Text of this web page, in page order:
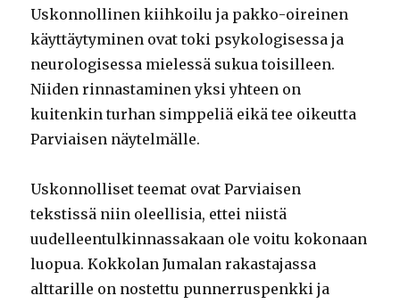
Uskonnollinen kiihkoilu ja pakko-oireinen
käyttäytyminen ovat toki psykologisessa ja
neurologisessa mielessä sukua toisilleen.
Niiden rinnastaminen yksi yhteen on
kuitenkin turhan simppeliä eikä tee oikeutta
Parviaisen näytelmälle.
Uskonnolliset teemat ovat Parviaisen
tekstissä niin oleellisia, ettei niistä
uudelleentulkinnassakaan ole voitu kokonaan
luopua. Kokkolan Jumalan rakastajassa
alttarille on nostettu punnerruspenkki ja